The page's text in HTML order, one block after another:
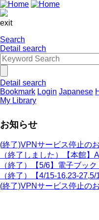
exit
Search
Detail search
Detail search
Bookmark Login Japanese
My Library
お知らせ
(終了)VPNサービス停止の
（終了しました）【本館】
（終了）【5/6】電子ブッ
（終了）【4/15-16,23-
(終了)VPNサービス停止の